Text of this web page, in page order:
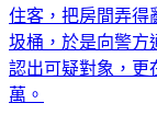
住客，把房間弄得
圾桶，於是向警方
認出可疑對象，更
萬。